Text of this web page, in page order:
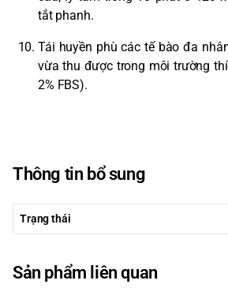
tắt phanh.
Tái huyền phù các tế bào đa
vừa thu được trong môi trường
2% FBS).
Thông tin bổ sung
Trạng thái
Sản phẩm liên quan